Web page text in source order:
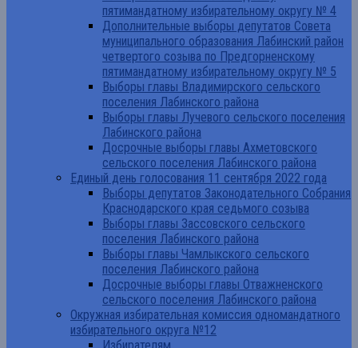
пятимандатному избирательному округу № 4
Дополнительные выборы депутатов Совета
муниципального образования Лабинский район
четвертого созыва по Предгорненскому
пятимандатному избирательному округу № 5
Выборы главы Владимирского сельского
поселения Лабинского района
Выборы главы Лучевого сельского поселения
Лабинского района
Досрочные выборы главы Ахметовского
сельского поселения Лабинского района
Единый день голосования 11 сентября 2022 года
Выборы депутатов Законодательного Собрания
Краснодарского края седьмого созыва
Выборы главы Зассовского сельского
поселения Лабинского района
Выборы главы Чамлыкского сельского
поселения Лабинского района
Досрочные выборы главы Отважненского
сельского поселения Лабинского района
Окружная избирательная комиссия одномандатного
избирательного округа №12